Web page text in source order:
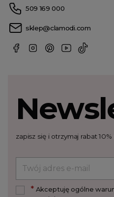
509 169 000
sklep@clamodi.com
zapisz się i otrzymaj rabat
*Akceptuję ogólne